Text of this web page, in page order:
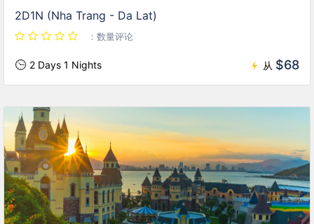
2D1N (Nha Trang - Da Lat)
：数量评论
2 Days 1 Nights 从 $68